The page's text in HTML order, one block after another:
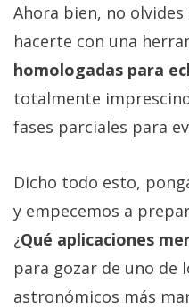
Ahora bien, no
hacerte con una
homologadas para
totalmente
fases parciales para
Dicho todo esto,
y empecemos a
¿Qué aplicaciones
para gozar de uno de
astronómicos más